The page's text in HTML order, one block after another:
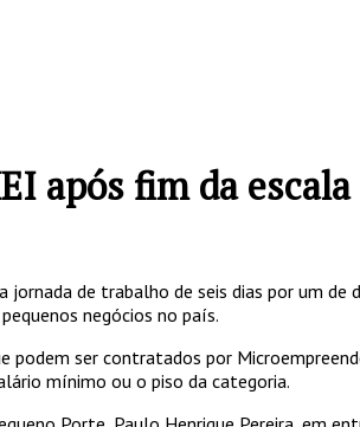
após fim da escala
de trabalho de seis dias por um de
negócios no país.
ser contratados por
mínimo ou o piso da categoria.